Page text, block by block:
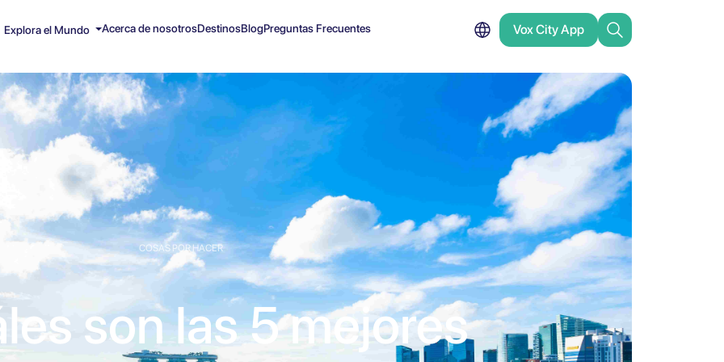
Explora el Mundo Acerca de nosotrosDestinosBlogPreguntas Frecuentes Vox City App
COSAS POR HACER
son las 5 mejores